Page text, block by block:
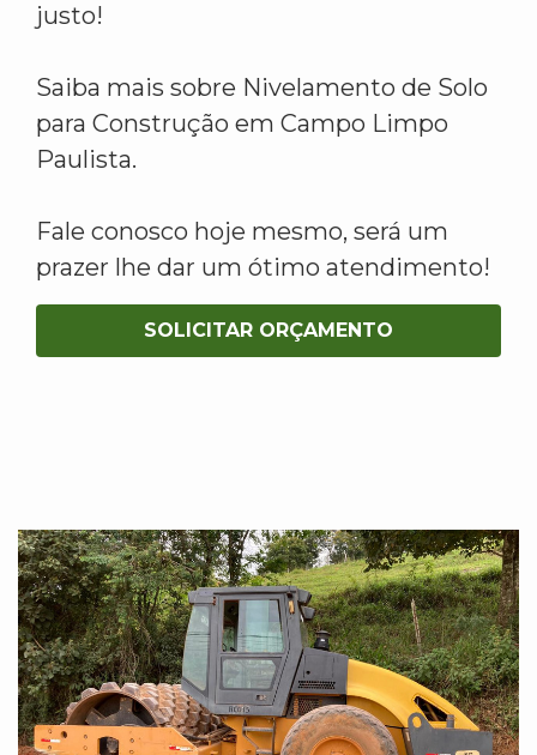
justo!
Saiba mais sobre Nivelamento de Solo
para Construção em Campo Limpo
Paulista.
Fale conosco hoje mesmo, será um
prazer lhe dar um ótimo atendimento!
SOLICITAR ORÇAMENTO